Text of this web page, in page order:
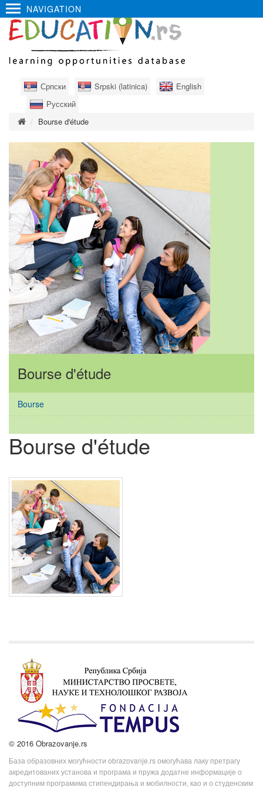
NAVIGATION
Српски Srpski (latinica)
English
Русский
Bourse d'étude
Bourse d'étude
Bourse
Bourse d'étude
© 2016 Obrazovanje.rs
База образовних могућности obrazovanje.rs омогућава лаку претрагу
акредитованих установа и програма и пружа додатне информације о
доступним програмима стипендирања и мобилности, као и о студенским